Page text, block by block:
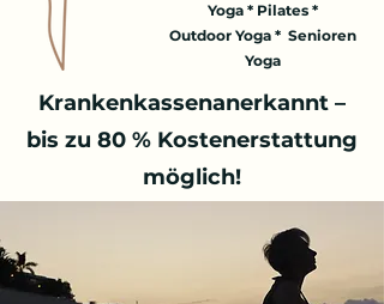
Yoga * Pilates *
Outdoor Yoga * Senioren
Yoga
Krankenkassenanerkannt –
bis zu 80 % Kostenerstattung
möglich!